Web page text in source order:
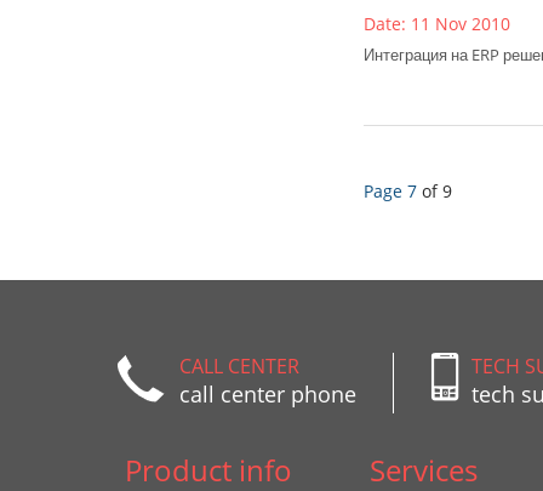
Date: 11 Nov 2010
Интеграция на ERP
Page 7 of 9
CALL CENTER
call center phone
TECH
tech
Product info Services